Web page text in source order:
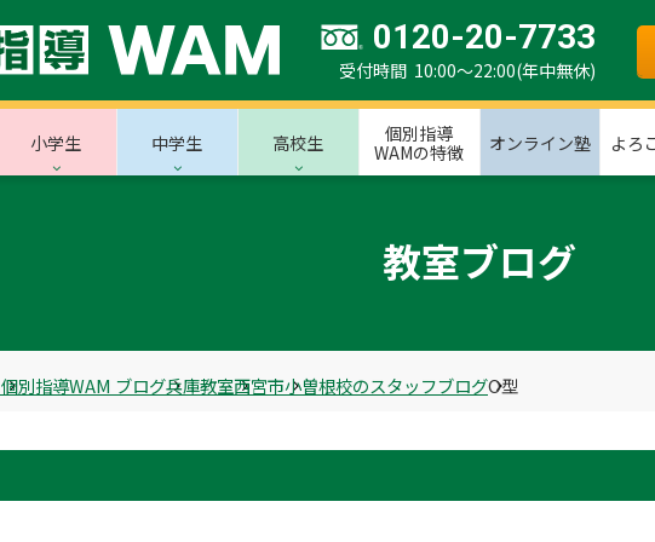
0120-20-7733
受付時間 10:00～22:00(年中無休)
小学生 中学生 高校生
個別指導
WAMの特徴
オンライン塾 よろ
教室ブログ
個別指導WAM ブログ兵庫教室西宮市小曽根校のスタッフブログO型